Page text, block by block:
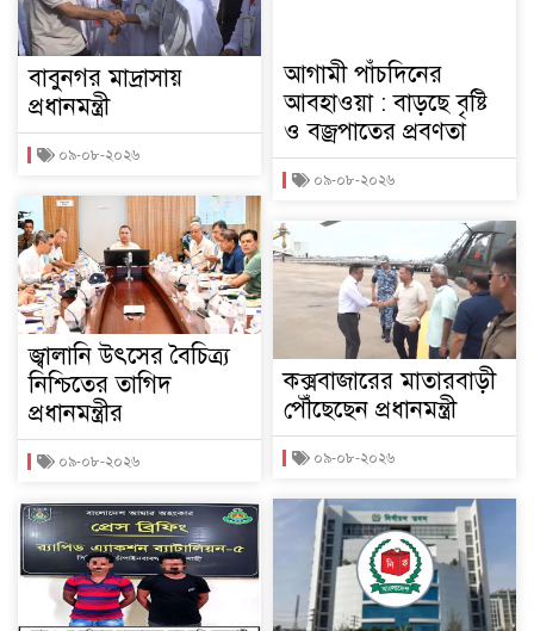
বাবুনগর মাদ্রাসায়
প্রধানমন্ত্রী
০৯-০৮-২০২৬
জ্বালানি উৎসের বৈচিত্র্য
নিশ্চিতের তাগিদ
প্রধানমন্ত্রীর
০৯-০৮-২০২৬
আগামী পাঁচদিনের
আবহাওয়া : বাড়ছে বৃষ্টি
ও বজ্রপাতের প্রবণতা
০৯-০৮-২০২৬
কক্সবাজারের মাতারবাড়ী
পৌঁছেছেন প্রধানমন্ত্রী
০৯-০৮-২০২৬